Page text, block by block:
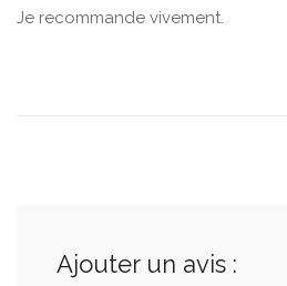
Je recommande vivement.
Ajouter un avis :